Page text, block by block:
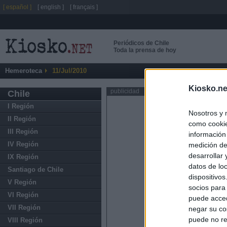
Nosotros y
como
medición
desarrollar
datos de
socios
puede
negar su
puede no
Periódicos de Chile
Toda la prensa de hoy
Hemeroteca 11/Jul/2010
Chile
I Región
II Región
III Región
IV Región
IX Región
Santiago de Chile
V Región
VI Región
VII Región
VIII Región
publicidad
[ español ] [ english ] [ français ]